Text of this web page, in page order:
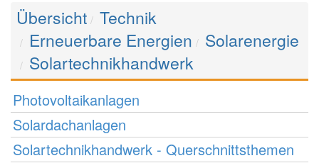
Übersicht Technik
Erneuerbare Energien
Solarenergie
Solartechnikhandwerk
Photovoltaikanlagen
Solardachanlagen
Solartechnikhandwerk - Querschnittsthemen